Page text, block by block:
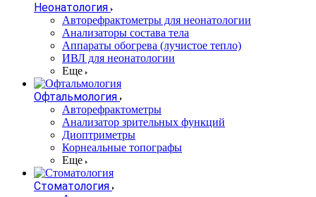
Неонатология
Авторефрактометры для неонатологии
Анализаторы состава тела
Аппараты обогрева (лучистое тепло)
ИВЛ для неонатологии
Еще
Офтальмология
Авторефрактометры
Анализатор зрительных функций
Диоптриметры
Корнеальные топографы
Еще
Стоматология